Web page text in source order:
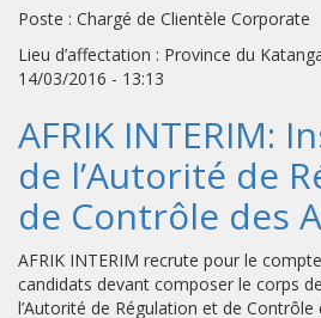
Poste : Chargé de Clientèle Corporate
Lieu d’affectation : Province du
14/03/2016 - 13:13
AFRIK INTERIM:
de l’Autorité de
de Contrôle des
AFRIK INTERIM recrute pour le
candidats devant composer le corps
l’Autorité de Régulation et de Contrôle